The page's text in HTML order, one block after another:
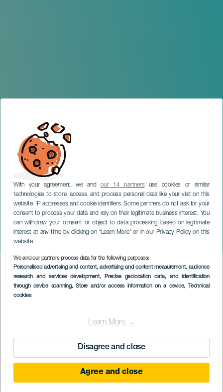
With your agreement, we andour 14 partnersuse cookies or similar
technologies to store, access, and process personal data like your visit on this
website, IP addresses and cookie identifiers. Some partners do not ask for your
consent to process your data and rely on their legitimate business interest. You
can withdraw your consent or object to data processing based on legitimate
interest at any time by clicking on “Learn More” or in our Privacy Policy on this
website.
We and our partners process data for the following purposes:
Personalised advertising and content, advertising and content measurement, audience
research and services development, Precise geolocation data, and identification
through device scanning, Store and/or access information on a device, Technical
cookies
Learn More →
Disagree and close
Agree and close
Attraversamento a nuoto
Blue Arico
TENERIFE
Imagen
Listado
October 2026